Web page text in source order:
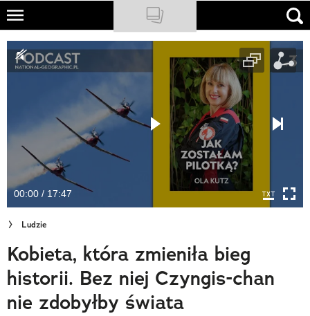
Skip
main
content
NATIONAL GEOGRAPHIC
TRAVELER
Sklep
Newsletter
Cuda Polski
Wielki Konkurs Fotograficzny
Trendbook Podróżniczy
Polecane
00:00 / 17:47
Ludzie
Kobieta, która zmieniła bieg
historii. Bez niej Czyngis-chan
nie zdobyłby świata